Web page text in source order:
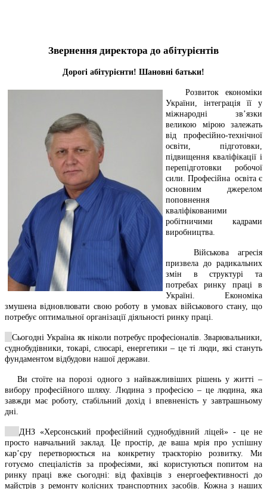
Звернення директора до абітурієнтів
Дорогі абітурієнти! Шановні батьки!
Розвиток економіки
України, інтеграція її у
міжнародні зв’язки
великою мірою залежать
від професійно-технічної
освіти, підготовки,
підвищення кваліфікації і
перепідготовки робочої
сили. Професійна освіта є
основним джерелом
поповнення
кваліфікованими
робітничими кадрами
виробництва.
Військова агресія
призвела до радикальних
змін в структурі та
потребах ринку праці в
Україні. Економіка
змушена відновлювати свою роботу в умовах військового стану, що
потребує оптимальної організації діяльності ринку праці.
Сьогодні Україна як ніколи потребує професіоналів. Зварювальники,
суднобудівники, токарі, слюсарі, енергетики – це ті люди, які стануть
фундаментом відбудови нашої держави.
Ви стоїте на порозі одного з найважливіших рішень у житті –
вибору професійного шляху. Людина з професією – це людина, яка
завжди має роботу, стабільний дохід і впевненість у завтрашньому
дні.
ДНЗ «Херсонський професійний суднобудівний ліцей» - це не
просто навчальний заклад. Це простір, де ваша мрія про успішну
кар’єру перетворюється на конкретну траєкторію розвитку. Ми
готуємо спеціалістів за професіями, які користуються попитом на
ринку праці вже сьогодні: від фахівців з енергоефективності до
майстрів з ремонту колісних транспортних засобів. Кожна з наших